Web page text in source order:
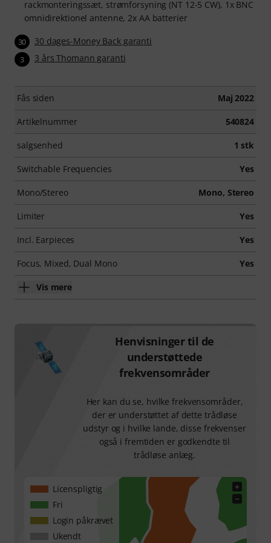
rackmonteringssæt, strømforsyning (NT 12-5 CW), 1x BNC
omnidirektionel antenne, 2x AA batterier
30 30 dages-Money Back garanti
3 3 års Thomann garanti
Fås siden Maj 2022
Artikelnummer 540824
salgsenhed 1 stk
Switchable Frequencies Yes
Mono/Stereo Mono, Stereo
Limiter Yes
Incl. Earpieces Yes
Focus, Mixed, Dual Mono Yes
Vis mere
Henvisninger til de
understøttede
frekvensområder
Her kan du se, hvilke frekvensområder,
der er understøttet af dette trådløse
udstyr og i hvilke lande, disse frekvenser
også i fremtiden er godkendte til
trådløse anlæg.
+
−
Licenspligtig
Fri
Login påkrævet
Ukendt